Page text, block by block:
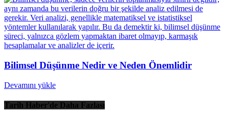
Bilimsel Düşünme Nedir ve Neden Önemlidir
Devamını yükle
Tarih Haber'de Daha Fazlası